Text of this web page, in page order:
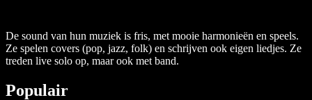
De sound van hun muziek is fris, met mooie harmonieën en speels.
Ze spelen covers (pop, jazz, folk) en schrijven ook eigen liedjes. Ze
treden live solo op, maar ook met band.
Populair